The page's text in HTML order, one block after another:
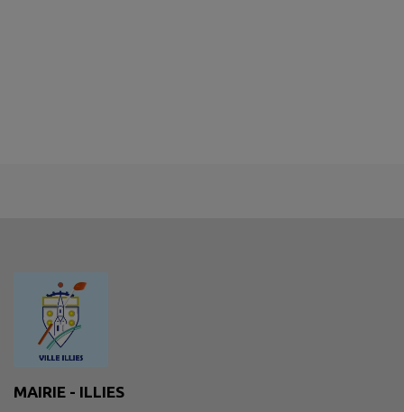
MAIRIE - ILLIES